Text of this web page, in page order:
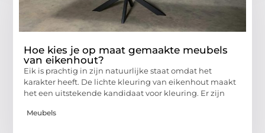
Hoe kies je op maat gemaakte meubels
van eikenhout?
Eik is prachtig in zijn natuurlijke staat omdat het
karakter heeft. De lichte kleuring van eikenhout maakt
het een uitstekende kandidaat voor kleuring. Er zijn
Meubels